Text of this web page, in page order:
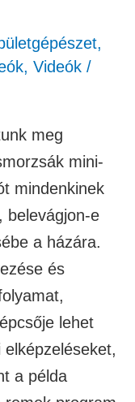
,
, Videók /
meg
mini-
mindenkinek
belevágjon-e
a házára.
és
lehet
a példa